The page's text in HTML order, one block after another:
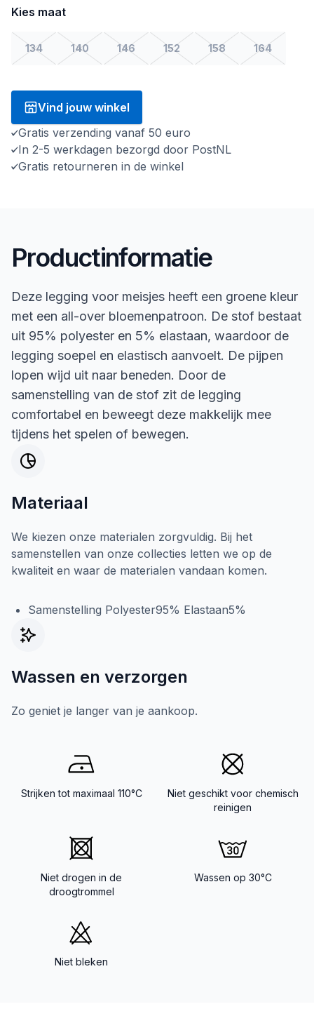
Kies maat
134 140 146 152 158 164
Vind jouw winkel
Gratis verzending vanaf 50 euro
In 2-5 werkdagen bezorgd door PostNL
Gratis retourneren in de winkel
Productinformatie
Deze legging voor meisjes heeft een groene kleur
met een all-over bloemenpatroon. De stof bestaat
uit 95% polyester en 5% elastaan, waardoor de
legging soepel en elastisch aanvoelt. De pijpen
lopen wijd uit naar beneden. Door de
samenstelling van de stof zit de legging
comfortabel en beweegt deze makkelijk mee
tijdens het spelen of bewegen.
Materiaal
We kiezen onze materialen zorgvuldig. Bij het
samenstellen van onze collecties letten we op de
kwaliteit en waar de materialen vandaan komen.
Samenstelling Polyester95% Elastaan5%
Wassen en verzorgen
Zo geniet je langer van je aankoop.
Strijken tot maximaal 110°C
Niet geschikt voor chemisch
reinigen
Niet drogen in de
droogtrommel
Wassen op 30°C
Niet bleken